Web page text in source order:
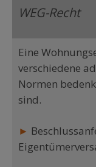
WEG-Recht
Eine
verschiedene
Normen
sind.
►